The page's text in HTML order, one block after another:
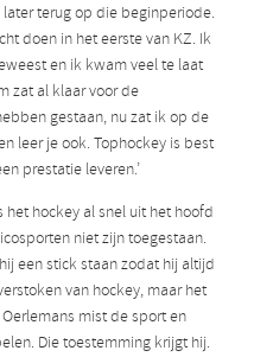
terug op die beginperiode.
doen in het eerste van KZ. Ik
en ik kwam veel te laat
zat al klaar voor de
gestaan, nu zat ik op de
leer je ook. Tophockey is best
prestatie leveren.’
hockey al snel uit het hoofd
niet zijn toegestaan.
een stick staan zodat hij altijd
van hockey, maar het
mist de sport en
Die toestemming krijgt hij.